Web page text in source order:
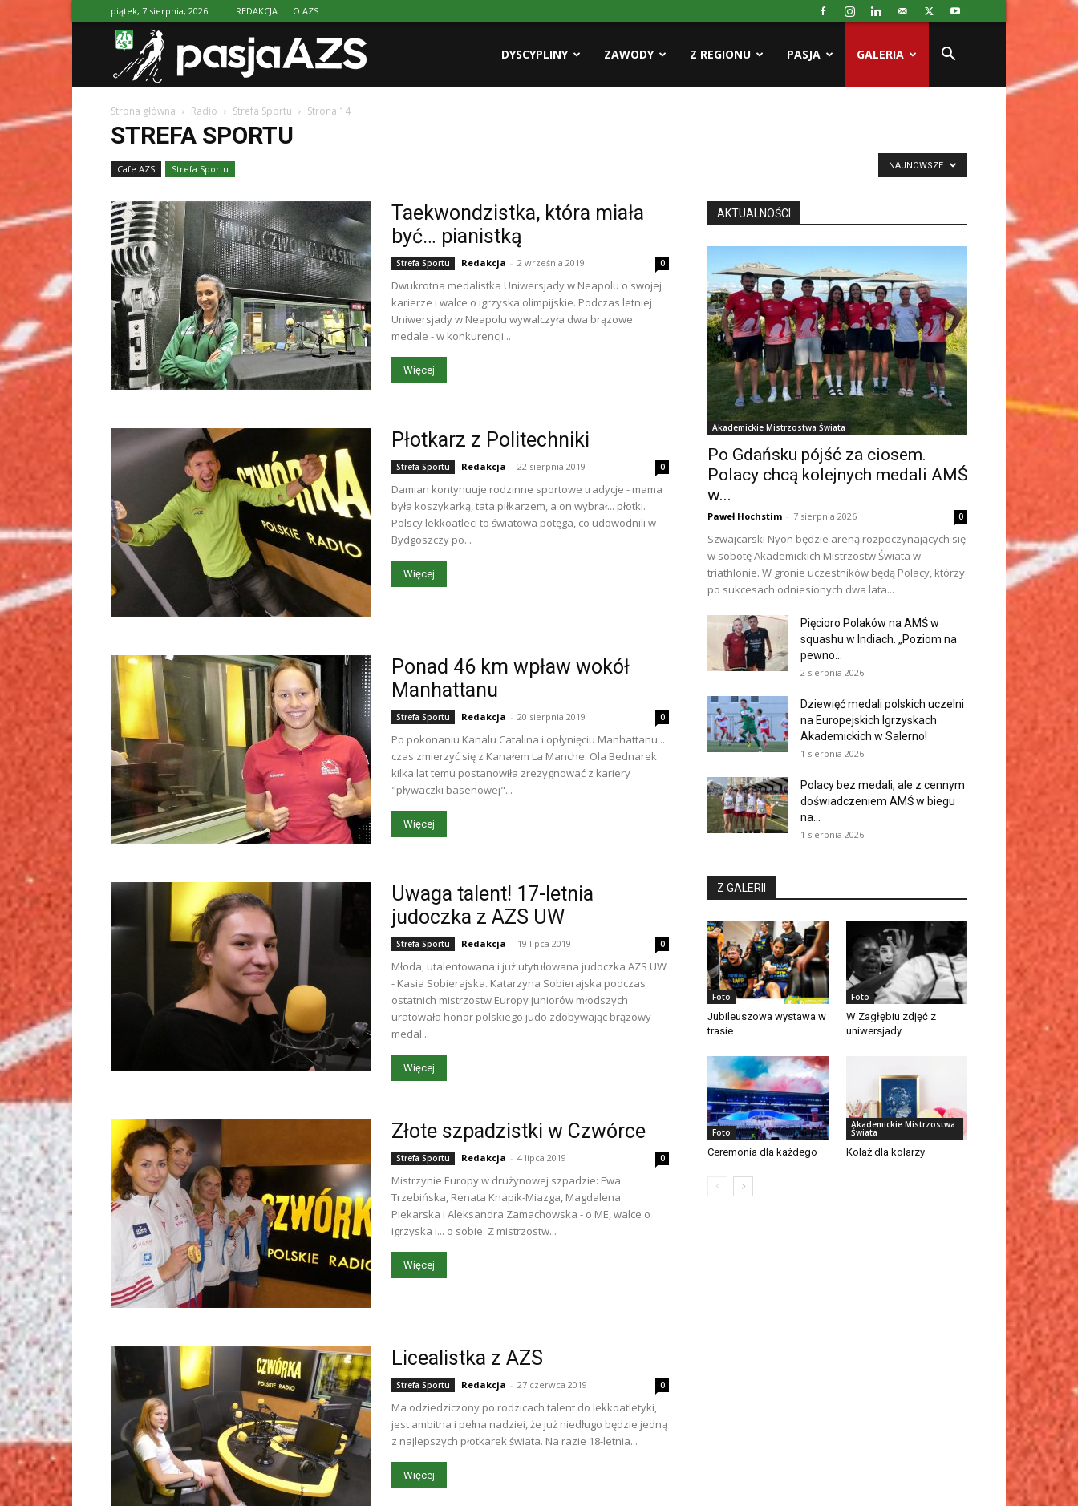
piątek, 7 sierpnia, 2026 REDAKCJA O AZS
DYSCYPLINY ZAWODY Z REGIONU PASJA GALERIA
Strona główna Radio Strefa Sportu Strona 14
STREFA SPORTU
Cafe AZS Strefa Sportu NAJNOWSZE
Taekwondzistka, która miała
być… pianistką
Strefa Sportu Redakcja - 2 września 2019 0
Dwukrotna medalistka Uniwersjady w Neapolu o swojej
karierze i walce o igrzyska olimpijskie. Podczas letniej
Uniwersjady w Neapolu wywalczyła dwa brązowe
medale - w konkurencji...
Więcej
Płotkarz z Politechniki
Strefa Sportu Redakcja - 22 sierpnia 2019 0
Damian kontynuuje rodzinne sportowe tradycje - mama
była koszykarką, tata piłkarzem, a on wybrał... płotki.
Polscy lekkoatleci to światowa potęga, co udowodnili w
Bydgoszczy po...
Więcej
Ponad 46 km wpław wokół
Manhattanu
Strefa Sportu Redakcja - 20 sierpnia 2019 0
Po pokonaniu Kanalu Catalina i opłynięciu Manhattanu...
czas zmierzyć się z Kanałem La Manche. Ola Bednarek
kilka lat temu postanowiła zrezygnować z kariery
"pływaczki basenowej"...
Więcej
Uwaga talent! 17-letnia
judoczka z AZS UW
Strefa Sportu Redakcja - 19 lipca 2019 0
Młoda, utalentowana i już utytułowana judoczka AZS UW
- Kasia Sobierajska. Katarzyna Sobierajska podczas
ostatnich mistrzostw Europy juniorów młodszych
uratowała honor polskiego judo zdobywając brązowy
medal...
Więcej
Złote szpadzistki w Czwórce
Strefa Sportu Redakcja - 4 lipca 2019 0
Mistrzynie Europy w drużynowej szpadzie: Ewa
Trzebińska, Renata Knapik-Miazga, Magdalena
Piekarska i Aleksandra Zamachowska - o ME, walce o
igrzyska i... o sobie. Z mistrzostw...
Więcej
Licealistka z AZS
Strefa Sportu Redakcja - 27 czerwca 2019 0
Ma odziedziczony po rodzicach talent do lekkoatletyki,
jest ambitna i pełna nadziei, że już niedługo będzie jedną
z najlepszych płotkarek świata. Na razie 18-letnia...
Więcej
AKTUALNOŚCI
Akademickie Mistrzostwa Świata
Po Gdańsku pójść za ciosem.
Polacy chcą kolejnych medali AMŚ
w...
Paweł Hochstim - 7 sierpnia 2026 0
Szwajcarski Nyon będzie areną rozpoczynających się
w sobotę Akademickich Mistrzostw Świata w
triathlonie. W gronie uczestników będą Polacy, którzy
po sukcesach odniesionych dwa lata...
Pięcioro Polaków na AMŚ w
squashu w Indiach. „Poziom na
pewno...
2 sierpnia 2026
Dziewięć medali polskich uczelni
na Europejskich Igrzyskach
Akademickich w Salerno!
1 sierpnia 2026
Polacy bez medali, ale z cennym
doświadczeniem AMŚ w biegu
na...
1 sierpnia 2026
Z GALERII
Foto
Jubileuszowa wystawa w
trasie
Foto
W Zagłębiu zdjęć z
uniwersjady
Foto
Ceremonia dla każdego
Akademickie Mistrzostwa
Świata
Kolaż dla kolarzy